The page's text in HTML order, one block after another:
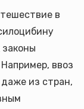
в
ввоз
из стран,